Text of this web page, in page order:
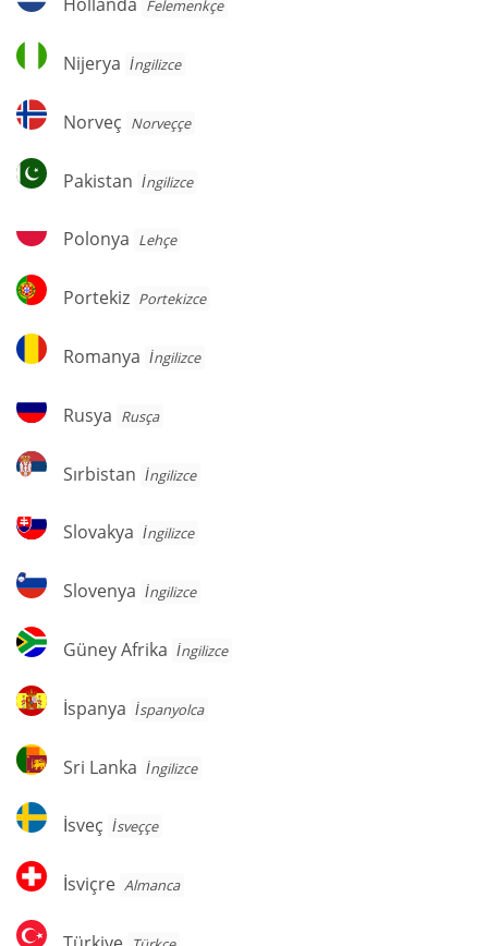
Felemenkçe
Nijerya
Nijerya İngilizce
Norveç
Norveç Norveççe
Pakistan
Pakistan İngilizce
Polonya
Polonya Lehçe
Portekiz
Portekiz Portekizce
Romanya
Romanya İngilizce
Rusya
Rusya Rusça
Sırbistan
Sırbistan İngilizce
Slovakya
Slovakya İngilizce
Slovenya
Slovenya İngilizce
Güney
Afrika
Güney Afrika İngilizce
İspanya
İspanya İspanyolca
Sri
Lanka
Sri Lanka İngilizce
İsveç
İsveç İsveççe
İsviçre
İsviçre Almanca
Türkiye